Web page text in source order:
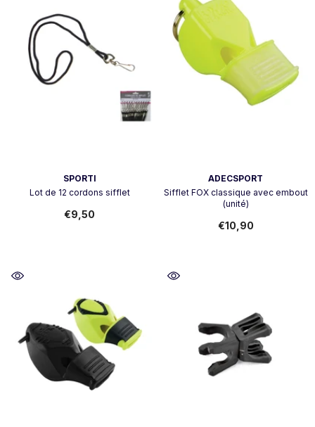
SPORTI
Lot de 12 cordons sifflet
€9,50
ADECSPORT
Sifflet FOX classique avec embout
(unité)
€10,90